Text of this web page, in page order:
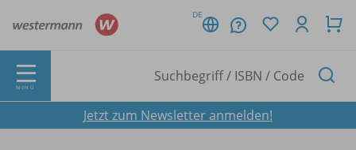
DE
MENÜ
Jetzt zum Newsletter anmelden!